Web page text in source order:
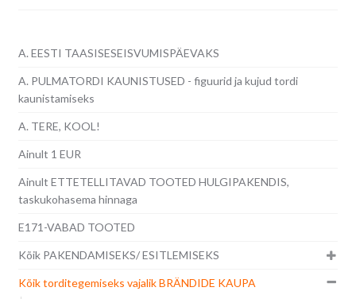
A. EESTI TAASISESEISVUMISPÄEVAKS
A. PULMATORDI KAUNISTUSED - figuurid ja kujud tordi
kaunistamiseks
A. TERE, KOOL!
Ainult 1 EUR
Ainult ETTETELLITAVAD TOOTED HULGIPAKENDIS,
taskukohasema hinnaga
E171-VABAD TOOTED
Kõik PAKENDAMISEKS/ ESITLEMISEKS
Kõik torditegemiseks vajalik BRÄNDIDE KAUPA